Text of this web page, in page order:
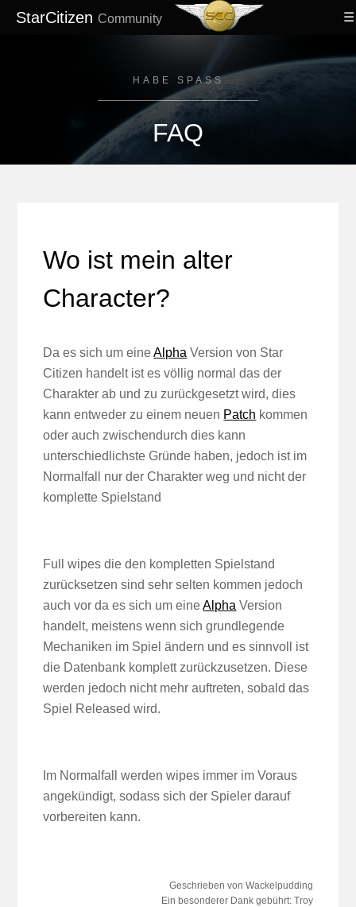
StarCitizen Community
HABE SPASS
FAQ
Wo ist mein alter
Character?
Da es sich um eineAlpha Version von Star
Citizen handelt ist es völlig normal das der
Charakter ab und zu zurückgesetzt wird, dies
kann entweder zu einem neuen Patch kommen
oder auch zwischendurch dies kann
unterschiedlichste Gründe haben, jedoch ist im
Normalfall nur der Charakter weg und nicht der
komplette Spielstand
Full wipes die den kompletten Spielstand
zurücksetzen sind sehr selten kommen jedoch
auch vor da es sich um eineAlpha Version
handelt, meistens wenn sich grundlegende
Mechaniken im Spiel ändern und es sinnvoll ist
die Datenbank komplett zurückzusetzen. Diese
werden jedoch nicht mehr auftreten, sobald das
Spiel Released wird.
Im Normalfall werden wipes immer im Voraus
angekündigt, sodass sich der Spieler darauf
vorbereiten kann.
Geschrieben von Wackelpudding
Ein besonderer Dank gebührt: Troy